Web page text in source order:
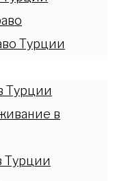
Турции
Турции
в
Турции